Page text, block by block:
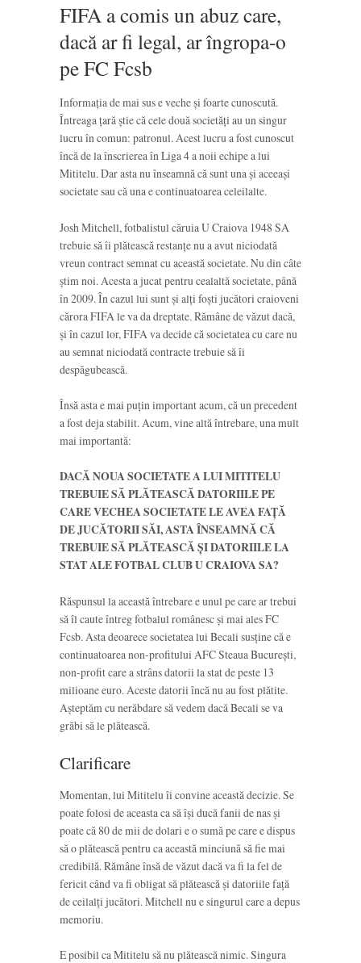
FIFA a comis un abuz care,
dacă ar fi legal, ar îngropa-o
pe FC Fcsb
Informația de mai sus e veche și foarte cunoscută.
Întreaga țară știe că cele două societăți au un singur
lucru în comun: patronul. Acest lucru a fost cunoscut
încă de la înscrierea în Liga 4 a noii echipe a lui
Mititelu. Dar asta nu înseamnă că sunt una și aceeași
societate sau că una e continuatoarea celeilalte.
Josh Mitchell, fotbalistul căruia U Craiova 1948 SA
trebuie să îi plătească restanțe nu a avut niciodată
vreun contract semnat cu această societate. Nu din câte
știm noi. Acesta a jucat pentru cealaltă societate, până
în 2009. În cazul lui sunt și alți foști jucători craioveni
cărora FIFA le va da dreptate. Rămâne de văzut dacă,
și în cazul lor, FIFA va decide că societatea cu care nu
au semnat niciodată contracte trebuie să îi
despăgubească.
Însă asta e mai puțin important acum, că un precedent
a fost deja stabilit. Acum, vine altă întrebare, una mult
mai importantă:
DACĂ NOUA SOCIETATE A LUI MITITELU
TREBUIE SĂ PLĂTEASCĂ DATORIILE PE
CARE VECHEA SOCIETATE LE AVEA FAȚĂ
DE JUCĂTORII SĂI, ASTA ÎNSEAMNĂ CĂ
TREBUIE SĂ PLĂTEASCĂ ȘI DATORIILE LA
STAT ALE FOTBAL CLUB U CRAIOVA SA?
Răspunsul la această întrebare e unul pe care ar trebui
să îl caute întreg fotbalul românesc și mai ales FC
Fcsb. Asta deoarece societatea lui Becali susține că e
continuatoarea non-profitului AFC Steaua București,
non-profit care a strâns datorii la stat de peste 13
milioane euro. Aceste datorii încă nu au fost plătite.
Așteptăm cu nerăbdare să vedem dacă Becali se va
grăbi să le plătească.
Clarificare
Momentan, lui Mititelu îi convine această decizie. Se
poate folosi de aceasta ca să își ducă fanii de nas și
poate că 80 de mii de dolari e o sumă pe care e dispus
să o plătească pentru ca această minciună să fie mai
credibilă. Rămâne însă de văzut dacă va fi la fel de
fericit când va fi obligat să plătească și datoriile față
de ceilalți jucători. Mitchell nu e singurul care a depus
memoriu.
E posibil ca Mititelu să nu plătească nimic. Singura